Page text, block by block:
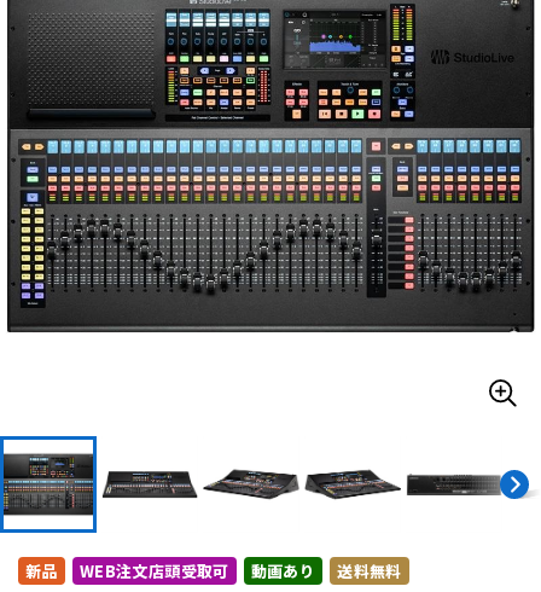
ドラム パーカッション
キーボード 電子ピアノ
管楽器 その他楽器
アンプ エフェクター
新品 WEB注文店頭受取可 動画あり 送料無料